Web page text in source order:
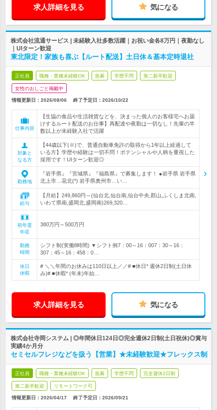
求人詳細を見る 気になる
株式会社流通サービス | 未経験入社多数活躍｜お祝い金各8万円｜夜勤なし
｜UIターン歓迎
東北限定！家族も喜ぶ【ルート配送】土日休＆基本定時退社
正社員 職種・業種未経験OK 急募 学歴不問 第二新卒歓迎
女性のおしごと掲載中
情報更新日：2026/08/06 終了予定日： 2026/10/22
仕事内容
【生協の食品や生活雑貨などを、決まった個人のお客様宅へお届
けするルート配送のお仕事】再配達や夜勤は一切なし！先輩の半
数以上が未経験入社で活躍
対象と
なる方
【44歳以下(※)で、普通自動車免許の取得から1年以上経過して
いる方】学歴や経験は一切不問！ポテンシャルや人柄を重視した
採用です！UIターン歓迎◎
勤務地
『岩手県』『宮城県』『福島県』で募集します！ ●岩手県 岩手県
北上市…花北(*) 岩手県奥州市…い…
給与
【月給】249,860円～(仙台北,仙台南,仙台中央,郡山,ふくしま北南,
いわて県南,盛岡北,盛岡南)269,320…
初年度
年収
380万円～500万円
勤務
時間
シフト制(実働8時間) ▼シフト例7：00～16：007：30～16：
307：45～16：458：0…
休日
休暇
# ＼＼年間のお休みは110日以上／／# ■休日* 週休2日制(土日休
み)# ■休暇* (年末)年始…
求人詳細を見る 気になる
株式会社寺岡システム | ◎年間休日124日◎完全週休2日制(土日祝休)◎賞与
実績4か月分
セミセルフレジなどを扱う【営業】★未経験歓迎★フレックス制
正社員 職種・業種未経験OK 急募 学歴不問 完全週休2日制
第二新卒歓迎 リモートワーク可
情報更新日：2026/04/17 終了予定日： 2026/09/21